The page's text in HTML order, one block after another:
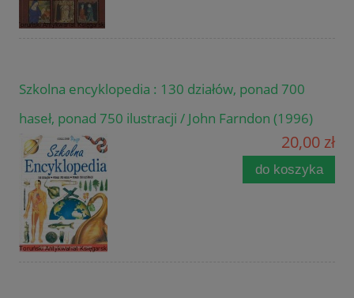
Szkolna encyklopedia : 130 działów, ponad 700
haseł, ponad 750 ilustracji / John Farndon (1996)
20,00 zł
do koszyka